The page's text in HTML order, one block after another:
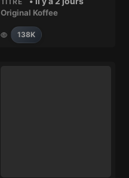
Original Koffee
138K